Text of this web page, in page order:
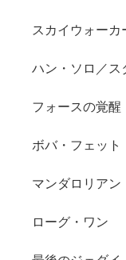
スカイウォーカ
ハン・ソロ／ス
フォースの覚醒
ボバ・フェット
マンダロリアン
ローグ・ワン